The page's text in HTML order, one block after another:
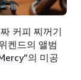
커피 찌꺼기
켄드의 앨범
의 미공